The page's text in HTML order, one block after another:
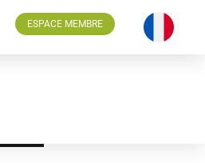
ESPACE MEMBRE